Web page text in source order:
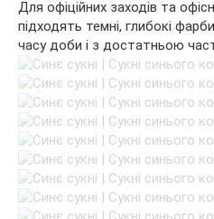
Для офіційних заходів та
підходять темні, глибокі
часу доби і з достатньою